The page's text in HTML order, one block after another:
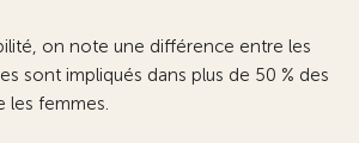
on note une différence entre les
sont impliqués dans plus de 50 % des
les femmes.